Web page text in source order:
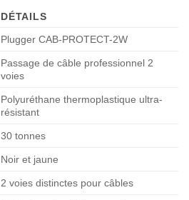
DÉTAILS
Plugger CAB-PROTECT-2W
Passage de câble professionnel 2
voies
Polyuréthane thermoplastique ultra-
résistant
30 tonnes
Noir et jaune
2 voies distinctes pour câbles